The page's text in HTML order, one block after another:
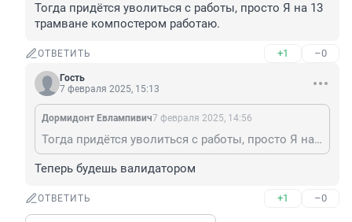
Тогда придётся уволиться с работы, просто Я на 13
трамване компостером работаю.
ОТВЕТИТЬ +1 –0
Гость
7 февраля 2025, 15:13
Дормидонт Евлампивич7 февраля 2025, 14:56
Тогда придётся уволиться с работы, просто Я на 13 трамване компостером работаю.
Теперь будешь валидатором
ОТВЕТИТЬ +1 –0